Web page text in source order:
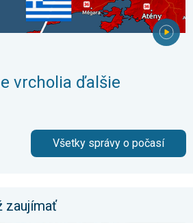
vrcholia ďalšie
Všetky správy o počasí
zaujímať